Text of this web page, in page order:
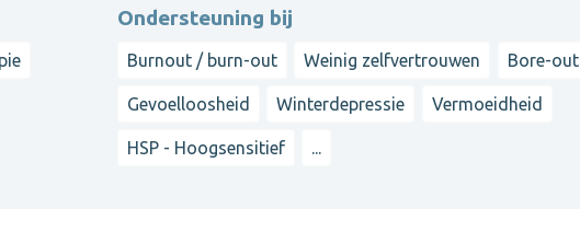
Ondersteuning bij
Burnout / burn-out Weinig zelfvertrouwen Bore-out
Gevoelloosheid Winterdepressie Vermoeidheid
HSP - Hoogsensitief ...